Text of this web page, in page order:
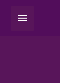
Menu